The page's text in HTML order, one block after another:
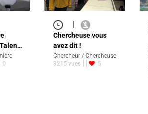
0
Chercheuse vous
avez dit !
Chercheur / Chercheuse
3215 vues
5